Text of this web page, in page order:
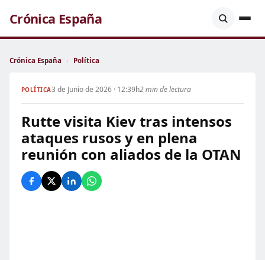
Crónica España
Crónica España › Política
POLÍTICA3 de Junio de 2026 · 12:39h2 min de lectura
Rutte visita Kiev tras intensos
ataques rusos y en plena
reunión con aliados de la OTAN